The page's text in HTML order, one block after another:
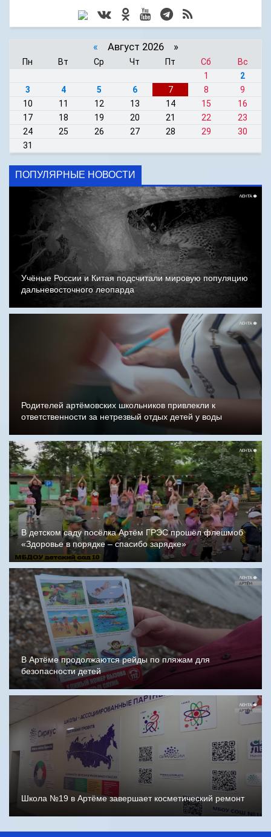
« Август 2026 »
Пн Вт Ср Чт Пт Сб
Вс
1
2
3
4 5 6 7 8
9
10
11 12 13 14 15
16
17
18 19 20 21 22
23
24
25 26 27 28 29
30
31
ПОПУЛЯРНЫЕ НОВОСТИ
Учёные России и Китая подсчитали мировую популяцию
дальневосточного леопарда
Родителей артёмовских школьников привлекли к
ответственности за нетрезвый отдых детей у воды
В детском саду посёлка Артём ГРЭС прошёл флешмоб
«Здоровье в порядке – спасибо зарядке»
В Артёме продолжаются рейды по пляжам для
безопасности детей
Школа №19 в Артёме завершает косметический ремонт